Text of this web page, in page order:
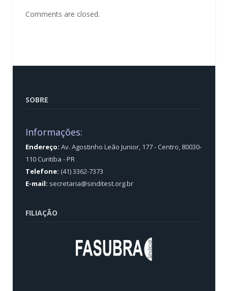
Comments are closed.
SOBRE
Informações:
Endereço: Av. Agostinho Leão Junior, 177 - Centro, 80030-
110 Curitiba - PR
Telefone: (41) 3362-7373
E-mail: secretaria@sinditest.org.br
FILIAÇÃO